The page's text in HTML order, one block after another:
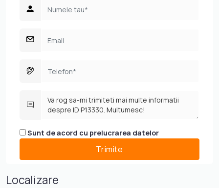
Sunt de acord cu prelucrarea datelor
Localizare